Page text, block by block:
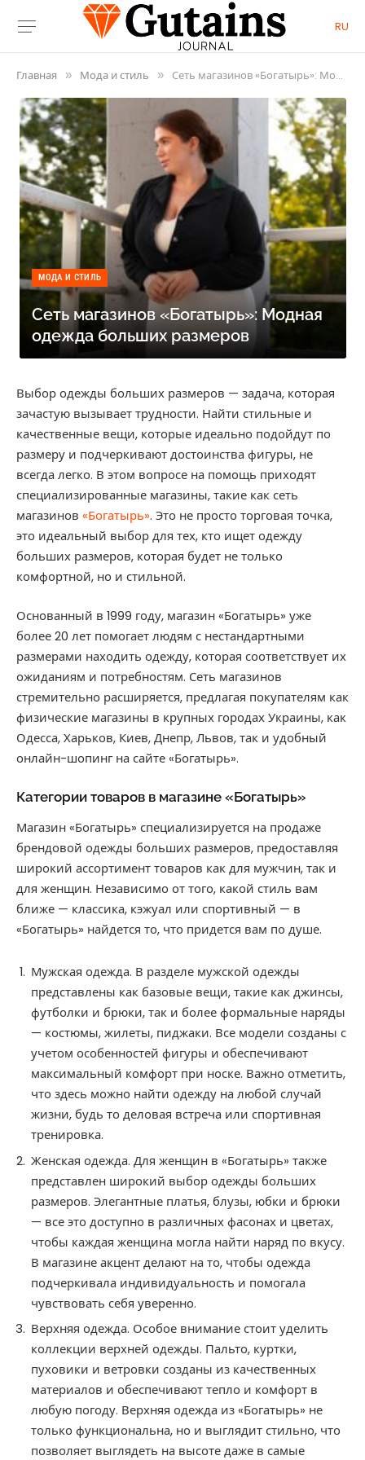
RU
Главная » Мода и стиль » Сеть магазинов «‎Богатырь»: Модная одежда больших размеров
МОДА И СТИЛЬ
Сеть магазинов «‎Богатырь»: Модная
одежда больших размеров
Выбор одежды больших размеров — задача, которая
зачастую вызывает трудности. Найти стильные и
качественные вещи, которые идеально подойдут по
размеру и подчеркивают достоинства фигуры, не
всегда легко. В этом вопросе на помощь приходят
специализированные магазины, такие как сеть
магазинов «‎Богатырь». Это не просто торговая точка,
это идеальный выбор для тех, кто ищет одежду
больших размеров, которая будет не только
комфортной, но и стильной.
Основанный в 1999 году, магазин «‎Богатырь» уже
более 20 лет помогает людям с нестандартными
размерами находить одежду, которая соответствует их
ожиданиям и потребностям. Сеть магазинов
стремительно расширяется, предлагая покупателям как
физические магазины в крупных городах Украины, как
Одесса, Харьков, Киев, Днепр, Львов, так и удобный
онлайн-шопинг на сайте «‎Богатырь».
Категории товаров в магазине «‎Богатырь»
Магазин «‎Богатырь» специализируется на продаже
брендовой одежды больших размеров, предоставляя
широкий ассортимент товаров как для мужчин, так и
для женщин. Независимо от того, какой стиль вам
ближе — классика, кэжуал или спортивный — в
«‎Богатырь» найдется то, что придется вам по душе.
Мужская одежда. В разделе мужской одежды
представлены как базовые вещи, такие как джинсы,
футболки и брюки, так и более формальные наряды
— костюмы, жилеты, пиджаки. Все модели созданы с
учетом особенностей фигуры и обеспечивают
максимальный комфорт при носке. Важно отметить,
что здесь можно найти одежду на любой случай
жизни, будь то деловая встреча или спортивная
тренировка.
Женская одежда. Для женщин в «‎Богатырь» также
представлен широкий выбор одежды больших
размеров. Элегантные платья, блузы, юбки и брюки
— все это доступно в различных фасонах и цветах,
чтобы каждая женщина могла найти наряд по вкусу.
В магазине акцент делают на то, чтобы одежда
подчеркивала индивидуальность и помогала
чувствовать себя уверенно.
Верхняя одежда. Особое внимание стоит уделить
коллекции верхней одежды. Пальто, куртки,
пуховики и ветровки созданы из качественных
материалов и обеспечивают тепло и комфорт в
любую погоду. Верхняя одежда из «‎Богатырь» не
только функциональна, но и выглядит стильно, что
позволяет выглядеть на высоте даже в самые